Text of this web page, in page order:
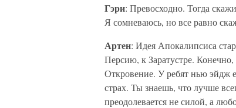
Гэри: Превосходно. Тогда
Я сомневаюсь, но все равно
Артен: Идея Апокалипсиса
Персию, к Заратустре.
Откровение. У ребят нью эйдж
страх. Ты знаешь, что лучше
преодолевается не силой, а